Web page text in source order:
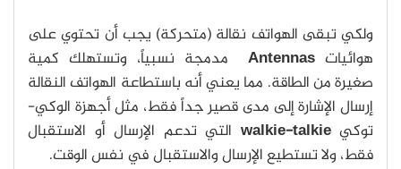
ولكي تبقى الهواتف نقالة (متحركة) يجب أن تحتوي على
هوائيات Antennas مدمجة نسبياً، وتستهلك كمية
صغيرة من الطاقة. مما يعني أنه باستطاعة الهواتف النقالة
إرسال الإشارة إلى مدى قصير جداً فقط، مثل أجهزة الوكي-
توكيwalkie-talkie التي تدعم الإرسال أو الاستقبال
فقط، ولا تستطيع الإرسال والاستقبال في نفس الوقت.